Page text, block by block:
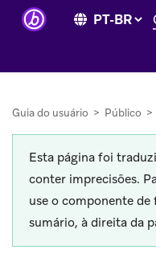
Guia do usuário > Público >
Esta página foi
conter imprecisões.
use o componente
sumário, à direita da